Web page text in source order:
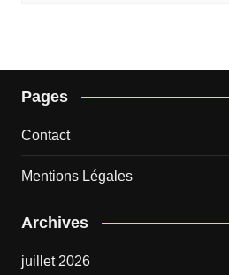
Pages
Contact
Mentions Légales
Archives
juillet 2026